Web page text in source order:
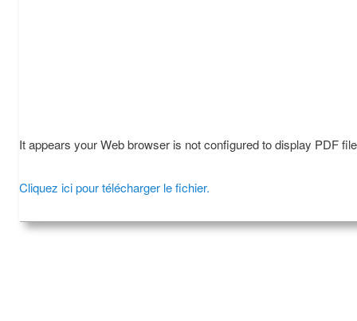
It appears your Web browser is not configured to display PDF
Cliquez ici pour télécharger le fichier.